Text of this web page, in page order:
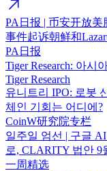
PA日报 | 币安开放
事件起诉朝鲜和
PA日报
Tiger Research: 아시
Tiger Research
유니트리 IPO: 로봇
체인 기회는 어디에?
CoinW研究院专栏
일주일 엄선 | 구글
로, CLARITY 법안 9
一周精选